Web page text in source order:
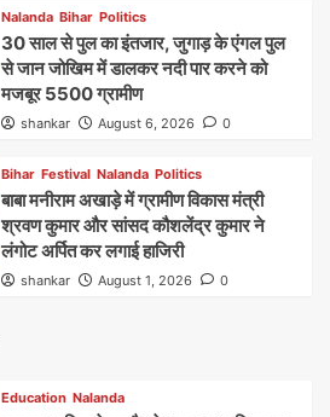
Nalanda Bihar Politics
30 साल से पुल का इंतजार, जुगाड़ के एंगल पुल
से जान जोखिम में डालकर नदी पार करने को
मजबूर 5500 ग्रामीण
shankar August 6, 2026 0
Bihar Festival Nalanda Politics
बाबा मनीराम अखाड़े में ग्रामीण विकास मंत्री
श्रवण कुमार और सांसद कौशलेंद्र कुमार ने
लंगोट अर्पित कर लगाई हाजिरी
shankar August 1, 2026 0
Education Nalanda